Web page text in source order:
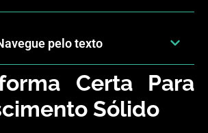
pelo texto
Certa Para
Sólido